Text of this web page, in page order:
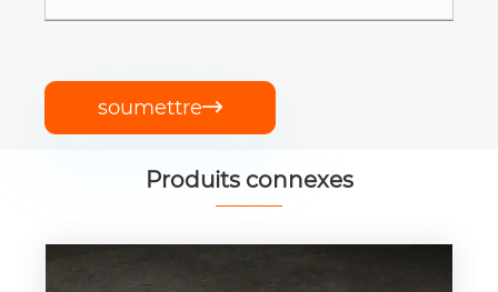
soumettre
Produits connexes